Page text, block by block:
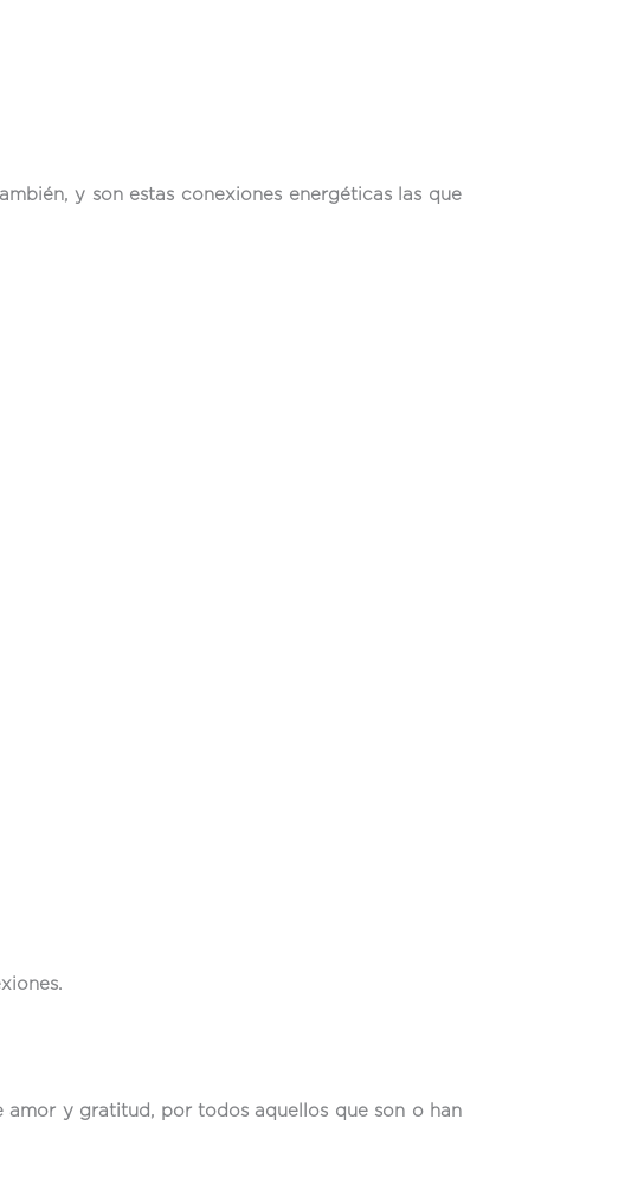
y son estas conexiones energéticas las que
amor y gratitud, por todos aquellos que son o han